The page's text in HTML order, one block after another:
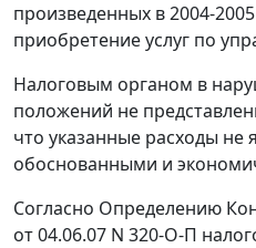
произведенных в 2004-
приобретение услуг по
Налоговым органом в
положений не
что указанные расходы не
обоснованными и
Согласно Определению
от 04.06.07 N 320-О-П